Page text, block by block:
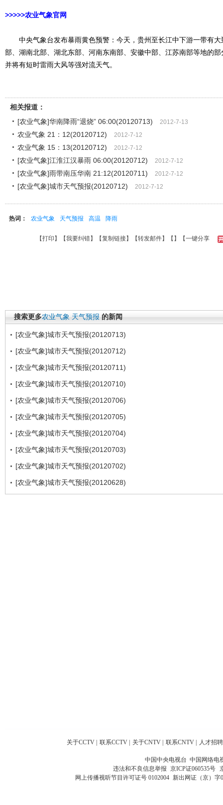
>>>>>农业气象官网
中央气象台发布暴雨黄色预警：今天，贵州至长江中下游一带有大
部、湖南北部、湖北东部、河南东南部、安徽中部、江苏南部等地的
并将有短时雷雨大风等强对流天气。
相关报道：
[农业气象]华南降雨“退烧” 06:00(20120713)
2012-7-13
农业气象 21：12(20120712) 2012-7-12
农业气象 15：13(20120712) 2012-7-12
[农业气象]江淮江汉暴雨 06:00(20120712) 2012-7-12
[农业气象]雨带南压华南 21:12(20120711) 2012-7-12
[农业气象]城市天气预报(20120712) 2012-7-12
热词： 农业气象 天气预报 高温 降雨
【打印 】【我要纠错】【复制链接】【转发邮件】【 】 【一键分享
搜索更多农业气象 天气预报 的新闻
[农业气象]城市天气预报(20120713)
[农业气象]城市天气预报(20120712)
[农业气象]城市天气预报(20120711)
[农业气象]城市天气预报(20120710)
[农业气象]城市天气预报(20120706)
[农业气象]城市天气预报(20120705)
[农业气象]城市天气预报(20120704)
[农业气象]城市天气预报(20120703)
[农业气象]城市天气预报(20120702)
[农业气象]城市天气预报(20120628)
关于CCTV 联系CCTV 关于CNTV 联系CNTV 人才招聘
中国中央电视台 中国网络电
违法和不良信息举报 京ICP证060535号
网上传播视听节目许可证号 0102004 新出网证（京）